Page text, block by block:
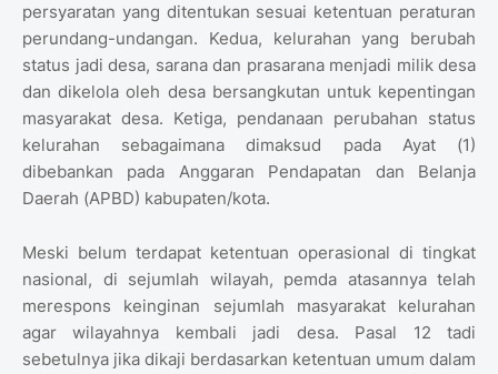
persyaratan yang ditentukan sesuai ketentuan peraturan
perundang-undangan. Kedua, kelurahan yang berubah
status jadi desa, sarana dan prasarana menjadi milik desa
dan dikelola oleh desa bersangkutan untuk kepentingan
masyarakat desa. Ketiga, pendanaan perubahan status
kelurahan sebagaimana dimaksud pada Ayat (1)
dibebankan pada Anggaran Pendapatan dan Belanja
Daerah (APBD) kabupaten/kota.
Meski belum terdapat ketentuan operasional di tingkat
nasional, di sejumlah wilayah, pemda atasannya telah
merespons keinginan sejumlah masyarakat kelurahan
agar wilayahnya kembali jadi desa. Pasal 12 tadi
sebetulnya jika dikaji berdasarkan ketentuan umum dalam